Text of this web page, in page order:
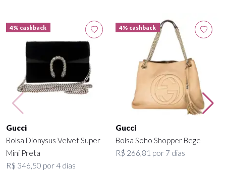
4% cashback
Gucci
Bolsa Dionysus Velvet Super
Mini Preta
R$ 346,50 por 4 dias
4% cashback
Gucci
Bolsa Soho Shopper Bege
R$ 266,81 por 7 dias